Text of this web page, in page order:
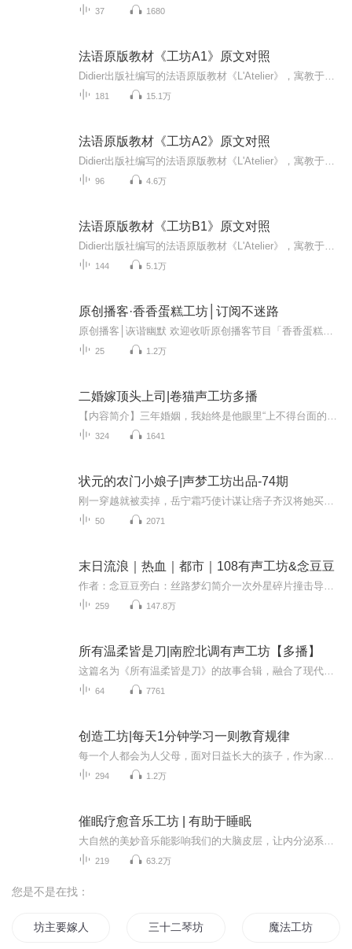
37 1680
法语原版教材《工坊A1》原文对照
181 15.1万
法语原版教材《工坊A2》原文对照
96 4.6万
法语原版教材《工坊B1》原文对照
144 5.1万
原创播客·香香蛋糕工坊│订阅不迷路
25 1.2万
二婚嫁顶头上司|卷猫声工坊多播
324 1641
状元的农门小娘子|声梦工坊出品-74期
50 2071
末日流浪｜热血｜都市｜108有声工坊&念豆豆
259 147.8万
所有温柔皆是刀|南腔北调有声工坊【多播】
64 7761
创造工坊|每天1分钟学习一则教育规律
294 1.2万
催眠疗愈音乐工坊 | 有助于睡眠
219 63.2万
您是不是在找：
坊主要嫁人 三十二琴坊 魔法工坊